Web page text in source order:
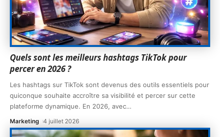
Quels sont les meilleurs hashtags TikTok pour
percer en 2026 ?
Les hashtags sur TikTok sont devenus des outils essentiels pour
quiconque souhaite accroître sa visibilité et percer sur cette
plateforme dynamique. En 2026, avec…
Marketing 4 juillet 2026